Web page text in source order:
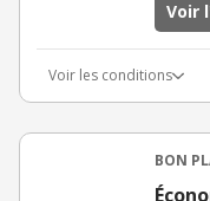
Voir
Voir les conditions
BON